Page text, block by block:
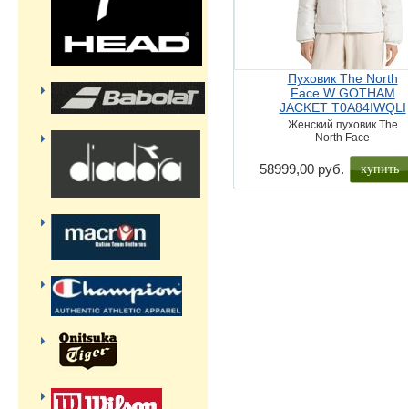
Пуховик The North
Face W GOTHAM
JACKET T0A84IWQLI
Женский пуховик The
North Face
58999,00 руб. купить